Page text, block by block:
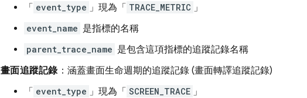
「 event_type 」現為「 TRACE_METRIC 」
event_name 是指標的名稱
parent_trace_name 是包含這項指標的追蹤記錄名稱
畫面追蹤記錄：涵蓋畫面生命週期的追蹤記錄 (畫面轉譯追蹤記錄)
「 event_type 」現為「 SCREEN_TRACE 」